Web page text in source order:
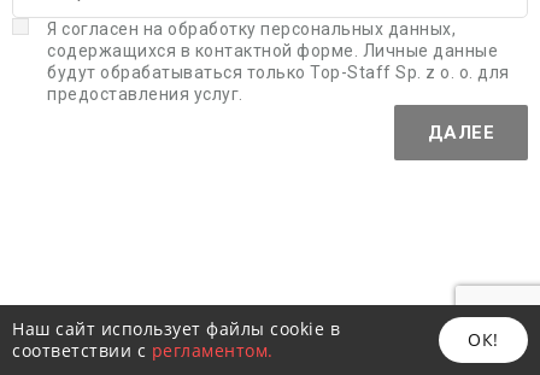
Я согласен на обработку персональных данных,
содержащихся в контактной форме. Личные данные
будут обрабатываться только Top-Staff Sp. z o. o. для
предоставления услуг.
ДАЛЕЕ
Наш сайт использует файлы cookie в
соответствии с регламентом. ОК!